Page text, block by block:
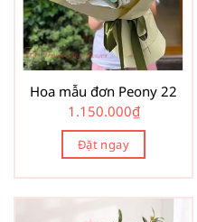
Hoa mẫu đơn Peony 22
1.150.000₫
Đặt ngay